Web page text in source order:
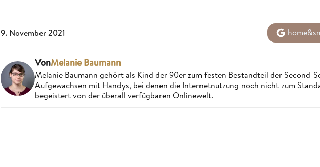
9. November 2021
VonMelanie Baumann
Melanie Baumann gehört als Kind der 90er zum festen Bestandteil der Second-
Aufgewachsen mit Handys, bei denen die Internetnutzung noch nicht zum
begeistert von der überall verfügbaren Onlinewelt.